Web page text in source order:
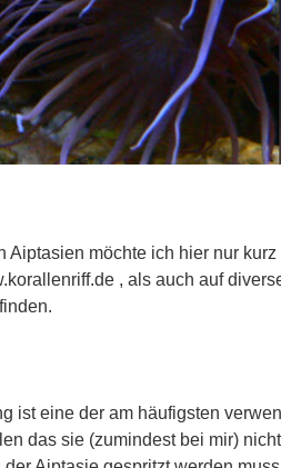
möchte ich hier nur
, als auch auf
ist eine der am häufigsten
das sie (zumindest bei mir)